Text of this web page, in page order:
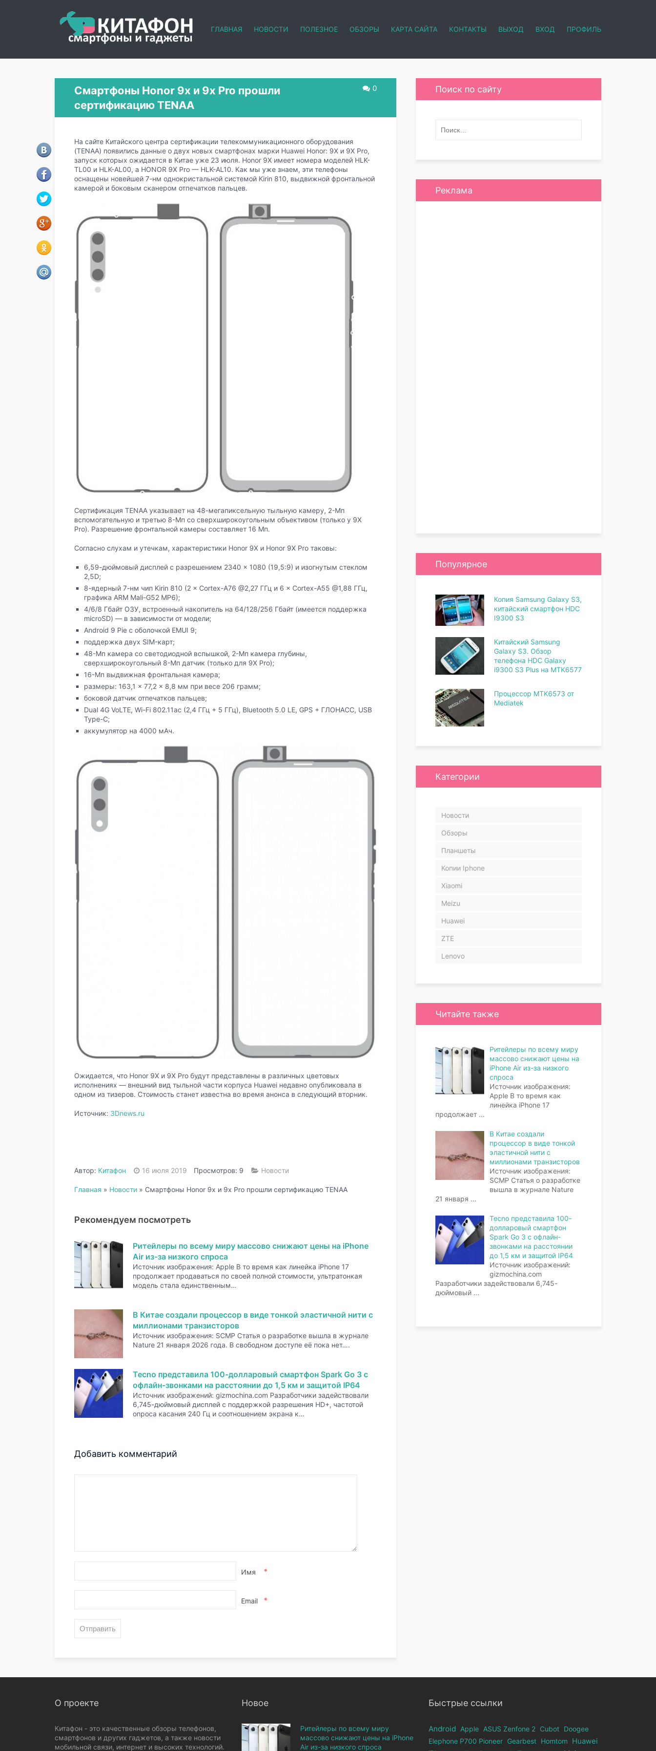
ГЛАВНАЯ НОВОСТИ ПОЛЕЗНОЕ ОБЗОРЫ КАРТА САЙТА КОНТАКТЫ ВЫХОД ВХОД ПРОФИЛЬ
0
Смартфоны Honor 9x и 9x Pro прошли
сертификацию TENAA
На сайте Китайского центра сертификации телекоммуникационного оборудования
(TENAA) появились данные о двух новых смартфонах марки Huawei Honor: 9X и 9X Pro,
запуск которых ожидается в Китае уже 23 июля. Honor 9X имеет номера моделей HLK-
TL00 и HLK-AL00, а HONOR 9X Pro — HLK-AL10. Как мы уже знаем, эти телефоны
оснащены новейшей 7-нм однокристальной системой Kirin 810, выдвижной фронтальной
камерой и боковым сканером отпечатков пальцев.
Сертификация TENAA указывает на 48-мегапиксельную тыльную камеру, 2-Мп
вспомогательную и третью 8-Мп со сверхширокоугольным объективом (только у 9X
Pro). Разрешение фронтальной камеры составляет 16 Мп.
Согласно слухам и утечкам, характеристики Honor 9X и Honor 9X Pro таковы:
6,59-дюймовый дисплей с разрешением 2340 × 1080 (19,5:9) и изогнутым стеклом
2,5D;
8-ядерный 7-нм чип Kirin 810 (2 × Cortex-A76 @2,27 ГГц и 6 × Cortex-A55 @1,88 ГГц,
графика ARM Mali-G52 MP6);
4/6/8 Гбайт ОЗУ, встроенный накопитель на 64/128/256 Гбайт (имеется поддержка
microSD) — в зависимости от модели;
Android 9 Pie с оболочкой EMUI 9;
поддержка двух SIM-карт;
48-Мп камера со светодиодной вспышкой, 2-Мп камера глубины,
сверхширокоугольный 8-Мп датчик (только для 9X Pro);
16-Мп выдвижная фронтальная камера;
размеры: 163,1 × 77,2 × 8,8 мм при весе 206 грамм;
боковой датчик отпечатков пальцев;
Dual 4G VoLTE, Wi-Fi 802.11ac (2,4 ГГц + 5 ГГц), Bluetooth 5.0 LE, GPS + ГЛОНАСС, USB
Type-C;
аккумулятор на 4000 мАч.
Ожидается, что Honor 9X и 9X Pro будут представлены в различных цветовых
исполнениях — внешний вид тыльной части корпуса Huawei недавно опубликовала в
одном из тизеров. Стоимость станет известна во время анонса в следующий вторник.
Источник: 3Dnews.ru
Автор: Китафон 16 июля 2019 Просмотров: 9 Новости
Главная » Новости » Смартфоны Honor 9x и 9x Pro прошли сертификацию TENAA
Рекомендуем посмотреть
Ритейлеры по всему миру массово снижают цены на iPhone
Air из-за низкого спроса
Источник изображения: Apple В то время как линейка iPhone 17
продолжает продаваться по своей полной стоимости, ультратонкая
модель стала единственным…
В Китае создали процессор в виде тонкой эластичной нити с
миллионами транзисторов
Источник изображения: SCMP Статья о разработке вышла в журнале
Nature 21 января 2026 года. В свободном доступе её пока нет….
Tecno представила 100-долларовый смартфон Spark Go 3 с
офлайн-звонками на расстоянии до 1,5 км и защитой IP64
Источник изображений: gizmochina.com Разработчики задействовали
6,745-дюймовый дисплей с поддержкой разрешения HD+, частотой
опроса касания 240 Гц и соотношением экрана к…
Добавить комментарий
Имя *
Email *
Поиск по сайту
Реклама
Популярное
Копия Samsung Galaxy S3,
китайский смартфон HDC
I9300 S3
Китайский Samsung
Galaxy S3. Обзор
телефона HDC Galaxy
i9300 S3 Plus на MTK6577
Процессор MTK6573 от
Mediatek
Категории
Новости
Обзоры
Планшеты
Копии Iphone
Xiaomi
Meizu
Huawei
ZTE
Lenovo
Читайте также
Ритейлеры по всему миру
массово снижают цены на
iPhone Air из-за низкого
спроса
Источник изображения:
Apple В то время как
линейка iPhone 17
продолжает ...
В Китае создали
процессор в виде тонкой
эластичной нити с
миллионами транзисторов
Источник изображения:
SCMP Статья о разработке
вышла в журнале Nature
21 января ...
Tecno представила 100-
долларовый смартфон
Spark Go 3 с офлайн-
звонками на расстоянии
до 1,5 км и защитой IP64
Источник изображений:
gizmochina.com
Разработчики задействовали 6,745-
дюймовый ...
О проекте
Китафон - это качественные обзоры телефонов,
смартфонов и других гаджетов, а также новости
мобильной связи, интернет и высоких технологий.
Новое
Ритейлеры по всему миру
массово снижают цены на iPhone
Air из-за низкого спроса
Быстрые ссылки
Android Apple ASUS Zenfone 2 Cubot Doogee
Elephone Р700 Pioneer Gearbest Homtom
Huawei